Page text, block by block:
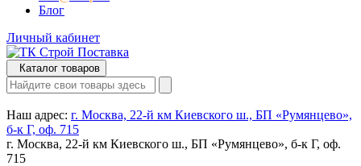
Блог
Личный кабинет
Каталог товаров
Наш адрес: г. Москва, 22-й км Киевского ш., БП «Румянцево»,
б-к Г, оф. 715
г. Москва, 22-й км Киевского ш., БП «Румянцево», б-к Г, оф.
715